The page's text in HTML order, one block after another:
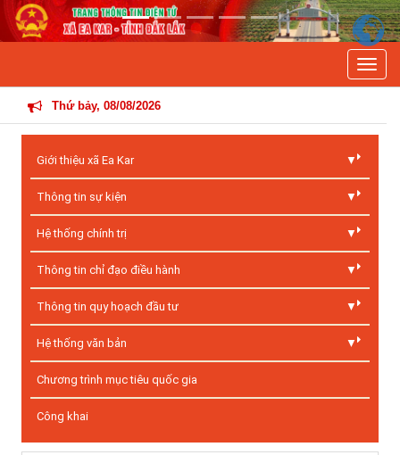
Thứ bảy, 08/08/2026
Giới thiệu xã Ea Kar
Thông tin sự kiện
Hệ thống chính trị
Thông tin chỉ đạo điều hành
Thông tin quy hoạch đầu tư
Hệ thống văn bản
Chương trình mục tiêu quốc gia
Công khai